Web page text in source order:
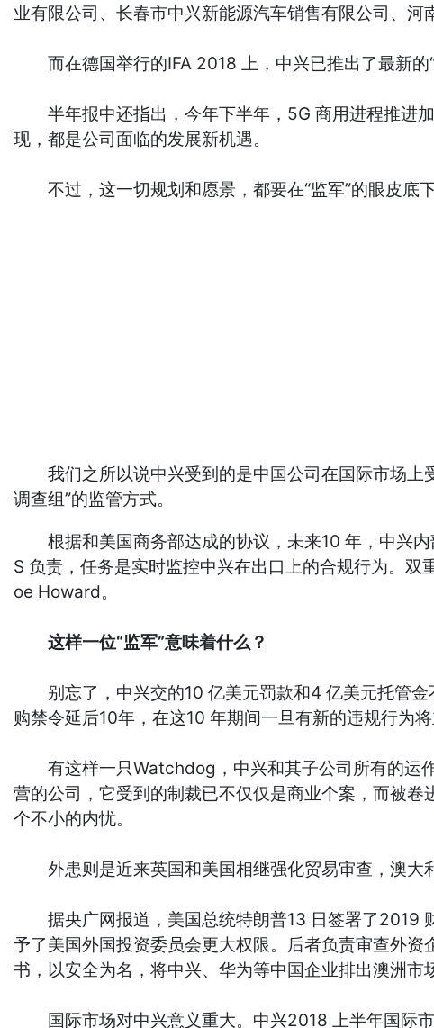
业有限公司、长春市中兴新能源汽车销售有限公司、
而在德国举行的IFA 2018 上，中兴已推出了最新的
半年报中还指出，今年下半年，5G 商用进程推进加
现，都是公司面临的发展新机遇。
不过，这一切规划和愿景，都要在“监军”的眼皮底下
我们之所以说中兴受到的是中国公司在国际市场上
调查组”的监管方式。
根据和美国商务部达成的协议，未来10 年，中兴内
S 负责，任务是实时监控中兴在出口上的合规行为。
oe Howard。
这样一位“监军”意味着什么？
别忘了，中兴交的10 亿美元罚款和4 亿美元托管金
购禁令延后10年，在这10 年期间一旦有新的违规行为将
有这样一只Watchdog，中兴和其子公司所有的运作
营的公司，它受到的制裁已不仅仅是商业个案，而被
个不小的内忧。
外患则是近来英国和美国相继强化贸易审查，澳大
据央广网报道，美国总统特朗普13 日签署了2019
予了美国外国投资委员会更大权限。后者负责审查外
书，以安全为名，将中兴、华为等中国企业排出澳洲市
国际市场对中兴意义重大。中兴2018 上半年国际市